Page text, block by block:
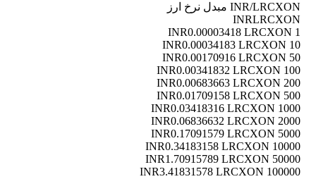
INR/LRCXON مبدل نرخ ارز
INRLRCXON
1 INR
0.00003418 LRCXON
10 INR
0.00034183 LRCXON
50 INR
0.00170916 LRCXON
100 INR
0.00341832 LRCXON
200 INR
0.00683663 LRCXON
500 INR
0.01709158 LRCXON
1000 INR
0.03418316 LRCXON
2000 INR
0.06836632 LRCXON
5000 INR
0.17091579 LRCXON
10000 INR
0.34183158 LRCXON
50000 INR
1.70915789 LRCXON
100000 INR
3.41831578 LRCXON